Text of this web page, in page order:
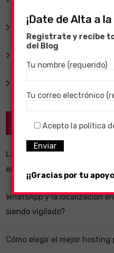
Recent Posts
La importancia de un
empresa
WhatsApp y la localización
siendo vigilado?
Cómo elegir el mejor
¡Date de Alta a
Registrate y recibe
del Blog
Tu nombre (requerido)
Tu correo electrónico
Acepto la política
¡¡Gracias por tu